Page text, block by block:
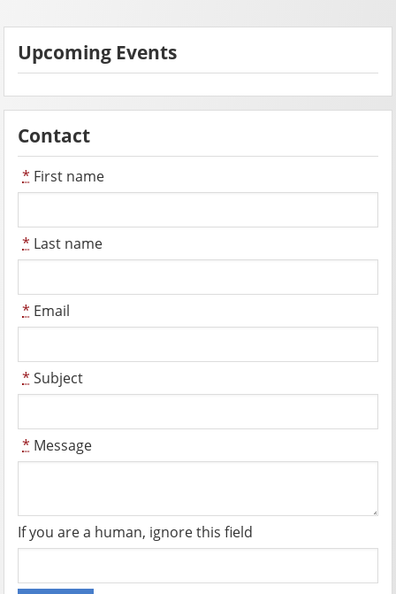
Upcoming Events
Contact
* First name
* Last name
* Email
* Subject
* Message
If you are a human, ignore this field